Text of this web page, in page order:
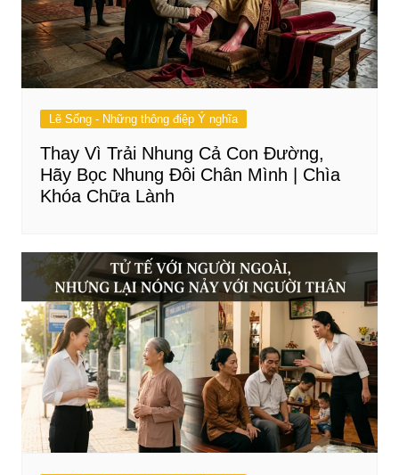
Lẽ Sống - Những thông điệp Ý nghĩa
Thay Vì Trải Nhung Cả Con Đường,
Hãy Bọc Nhung Đôi Chân Mình | Chìa
Khóa Chữa Lành